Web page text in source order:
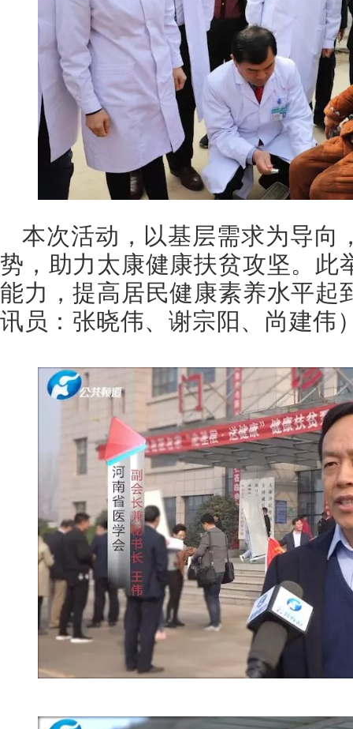
本次活动，以基层需求为导向
势，助力太康健康扶贫攻坚。此
能力，提高居民健康素养水平起
讯员：张晓伟、谢宗阳、尚建伟